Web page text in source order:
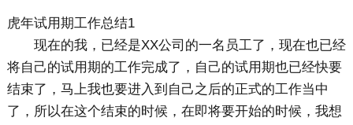
虎年试用期工作总结1
现在的我，已经是XX公司的一名员工了，现在也已经
将自己的试用期的工作完成了，自己的试用期也已经快要
结束了，马上我也要进入到自己之后的正式的工作当中
了，所以在这个结束的时候，在即将要开始的时候，我想